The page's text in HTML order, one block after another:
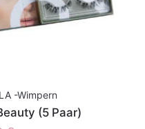
-Wimpern
(5 Paar)